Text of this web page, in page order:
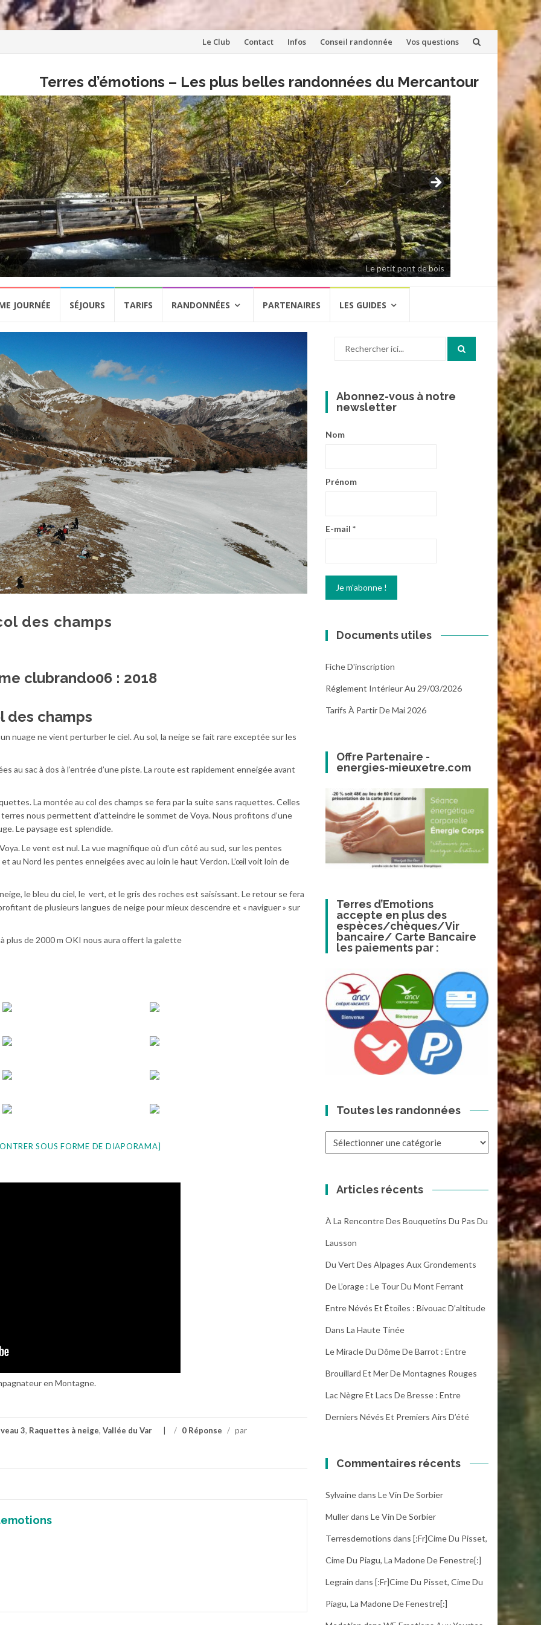
Aller
contenu
Le Club Contact Infos Conseil randonnée Vos questions
Terres d’émotions – Les plus belles randonnées du Mercantour
Le petit pont de bois
JOURNÉE SÉJOURS TARIFS RANDONNÉES PARTENAIRES LES GUIDES
des champs
des champs
nuage ne vient perturber le ciel. Au sol, la neige se fait rare exceptée sur les
au sac à dos à l’entrée d’une piste. La route est rapidement enneigée avant
La montée au col des champs se fera par la suite sans raquettes. Celles
nous permettent d’atteindre le sommet de Voya. Nous profitons d’une
Le paysage est splendide.
Le vent est nul. La vue magnifique où d’un côté au sud, sur les pentes
au Nord les pentes enneigées avec au loin le haut Verdon. L’œil voit loin de
le bleu du ciel, le vert, et le gris des roches est saisissant. Le retour se fera
de plusieurs langues de neige pour mieux descendre et « naviguer » sur
plus de 2000 m OKI nous aura offert la galette
SOUS FORME DE DIAPORAMA]
en Montagne.
3, Raquettes à neige, Vallée du Var / 0 Réponse / par
Abonnez-vous à notre
newsletter
Nom
Prénom
E-mail *
Documents utiles
Fiche D'inscription
Réglement Intérieur Au 29/03/2026
Tarifs À Partir De Mai 2026
Offre Partenaire -
energies-mieuxetre.com
Terres d’Emotions
accepte en plus des
espèces/chèques/Vir
bancaire/ Carte Bancaire
les paiements par :
Toutes les randonnées
Articles récents
À La Rencontre Des Bouquetins Du Pas Du
Lausson
Du Vert Des Alpages Aux Grondements
De L’orage : Le Tour Du Mont Ferrant
Entre Névés Et Étoiles : Bivouac D’altitude
Dans La Haute Tinée
Le Miracle Du Dôme De Barrot : Entre
Brouillard Et Mer De Montagnes Rouges
Lac Nègre Et Lacs De Bresse : Entre
Derniers Névés Et Premiers Airs D’été
Commentaires récents
Sylvainedans Le Vin De Sorbier
Mullerdans Le Vin De Sorbier
Terresdemotions dans [:fr]Cime Du Pisset,
Cime Du Piagu, La Madone De Fenestre[:]
Legrain dans [:fr]Cime Du Pisset, Cime Du
Piagu, La Madone De Fenestre[:]